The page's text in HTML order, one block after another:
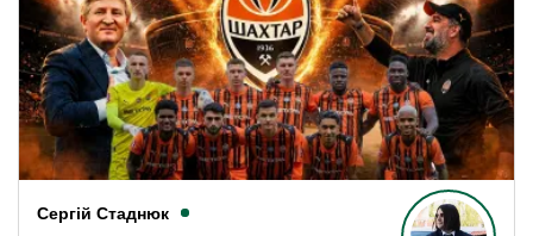
Сергій Стаднюк